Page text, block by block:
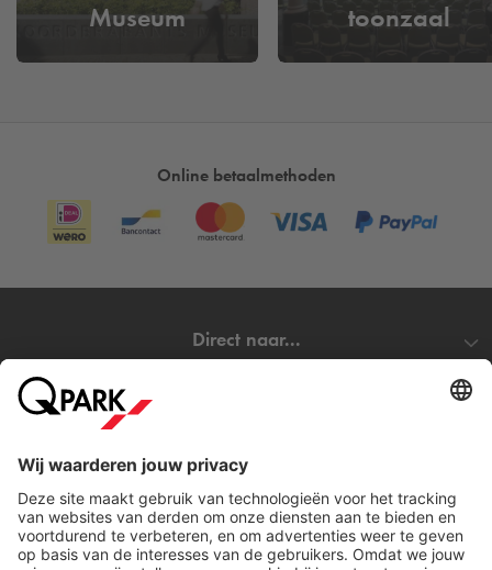
Museum
toonzaal
Online betaalmethoden
Direct naar...